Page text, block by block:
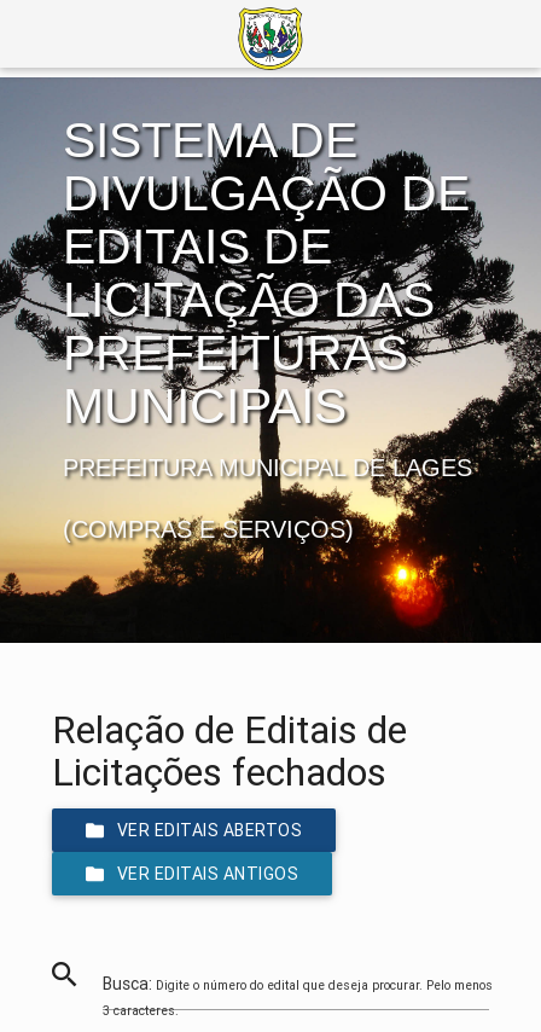
SISTEMA DE
DIVULGAÇÃO DE
EDITAIS DE
LICITAÇÃO DAS
PREFEITURAS
MUNICIPAIS
PREFEITURA MUNICIPAL DE LAGES
(COMPRAS E SERVIÇOS)
Relação de Editais de
Licitações fechados
VER EDITAIS ABERTOS
VER EDITAIS ANTIGOS
Busca: Digite o número do edital que deseja procurar. Pelo menos
3 caracteres.